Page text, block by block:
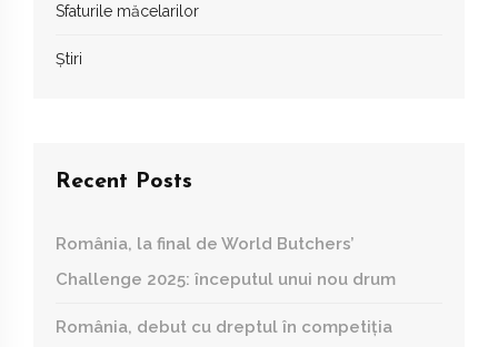
Sfaturile măcelarilor
Știri
Recent Posts
România, la final de World Butchers’
Challenge 2025: începutul unui nou drum
România, debut cu dreptul în competiția